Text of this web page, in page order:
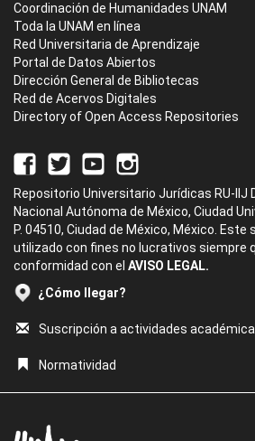
Coordinación de Humanidades UNAM
Toda la UNAM en línea
Red Universitaria de Aprendizaje
Portal de Datos Abiertos
Dirección General de Bibliotecas
Red de Acervos Digitales
Directory of Open Access Repositories
Repositorio Universitario Jurídicas RU-IIJ
Nacional Autónoma de México, Ciudad
P. 04510, Ciudad de México, México.
utilizado con fines no lucrativos siempre
conformidad con el AVISO LEGAL.
¿Cómo llegar?
Suscripción a actividades
Normatividad